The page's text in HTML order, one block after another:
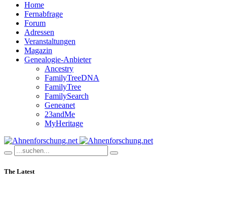
Home
Fernabfrage
Forum
Adressen
Veranstaltungen
Magazin
Genealogie-Anbieter
Ancestry
FamilyTreeDNA
FamilyTree
FamilySearch
Geneanet
23andMe
MyHeritage
The Latest